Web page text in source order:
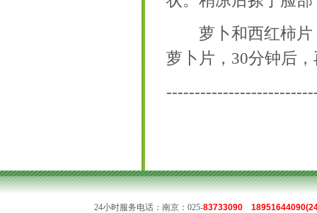
萝卜和西红柿片
萝卜片，30分钟后
24小时服务电话：南京：025-83733090